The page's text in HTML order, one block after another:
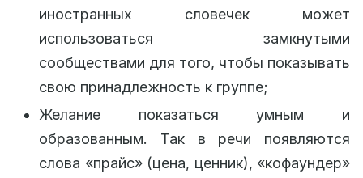
иностранных словечек может
использоваться замкнутыми
сообществами для того, чтобы показывать
свою принадлежность к группе;
Желание показаться умным и
образованным. Так в речи появляются
слова «прайс» (цена, ценник), «кофаундер»